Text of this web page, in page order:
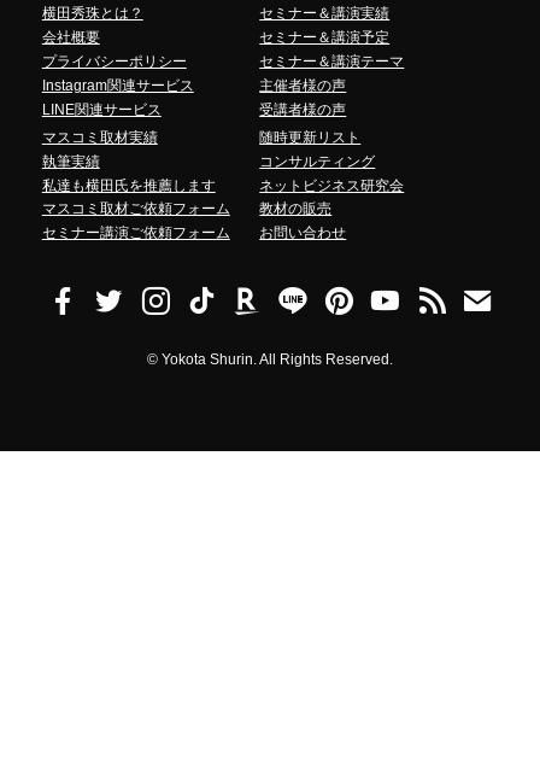
横田秀珠とは？
会社概要
プライバシーポリシー
Instagram関連サービス
LINE関連サービス
セミナー＆講演実績
セミナー＆講演予定
セミナー＆講演テーマ
主催者様の声
受講者様の声
マスコミ取材実績
執筆実績
私達も横田氏を推薦します
マスコミ取材ご依頼フォーム
セミナー講演ご依頼フォーム
随時更新リスト
コンサルティング
ネットビジネス研究会
教材の販売
お問い合わせ
© Yokota Shurin. All Rights Reserved.